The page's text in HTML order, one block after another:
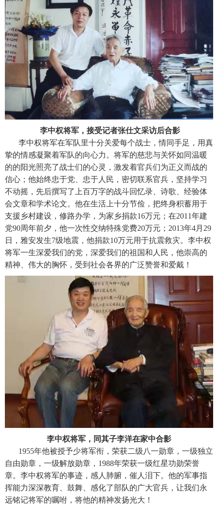
李中权将军，接受记者张仕文采访后合影
李中权将军在军队里十分关爱每个战士，情同手足，用真
挚的情感凝聚着军队的向心力。将军的慈悲与关怀如同温暖
的的阳光照亮了战士们的心灵，激发着官兵们为正义而战的
信心；他始终忠于党、忠于人民，密切联系官兵，坚持学习
不动摇，先后撰写了上百万字的战斗回忆录、诗歌、经验体
会文章和学术论文。他在生活上十分节俭，把终身积蓄用于
支援乡村建设，修路办学，为家乡捐款16万元；在2011年建
党90周年前夕，他一次性交纳特殊党费20万元；2013年4月29
日，雅安发生7级地震，他捐款10万元用于抗震救灾。李中权
将军一生深爱我们的党，深爱我们的祖国和人民，他崇高的
精神、伟大的胸怀，受到社会各界的广泛赞誉和爱戴！
李中权将军，同其子李洋在家中合影
1955年他被授予少将军衔，荣获二级八一勋章，一级独立
自由勋章，一级解放勋章，1988年荣获一级红星功勋荣誉
章。李中权将军的事迹，感人肺腑，催人泪下。他的军事指
挥能力深深教育、鼓舞、感化了部队的广大官兵，让我们永
远铭记将军的嘱咐，将他的精神发扬光大！